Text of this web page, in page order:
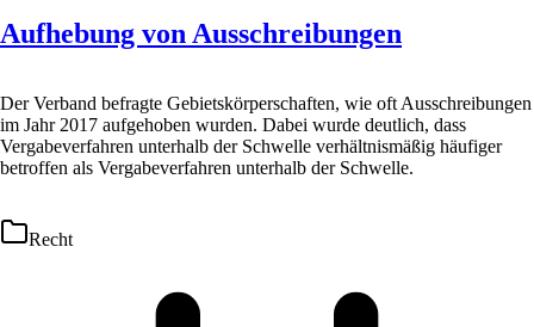
Aufhebung von Ausschreibungen
Der Verband befragte Gebietskörperschaften, wie oft Ausschreibungen
im Jahr 2017 aufgehoben wurden. Dabei wurde deutlich, dass
Vergabeverfahren unterhalb der Schwelle verhältnismäßig häufiger
betroffen als Vergabeverfahren unterhalb der Schwelle.
Recht